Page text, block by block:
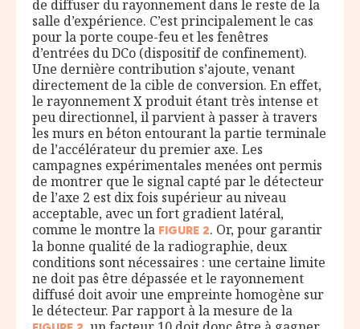
de diffuser du rayonnement dans le reste de la
salle d’expérience. C’est principalement le cas
pour la porte coupe-feu et les fenêtres
d’entrées du DCo (dispositif de confinement).
Une dernière contribution s’ajoute, venant
directement de la cible de conversion. En effet,
le rayonnement X produit étant très intense et
peu directionnel, il parvient à passer à travers
les murs en béton entourant la partie terminale
de l’accélérateur du premier axe. Les
campagnes expérimentales menées ont permis
de montrer que le signal capté par le détecteur
de l’axe 2 est dix fois supérieur au niveau
acceptable, avec un fort gradient latéral,
comme le montre la FIGURE 2. Or, pour garantir
la bonne qualité de la radiographie, deux
conditions sont nécessaires : une certaine limite
ne doit pas être dépassée et le rayonnement
diffusé doit avoir une empreinte homogène sur
le détecteur. Par rapport à la mesure de la